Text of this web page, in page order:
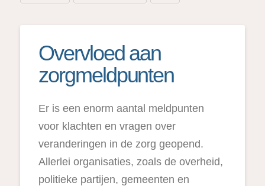
Overvloed aan
zorgmeldpunten
Er is een enorm aantal meldpunten
voor klachten en vragen over
veranderingen in de zorg geopend.
Allerlei organisaties, zoals de overheid,
politieke partijen, gemeenten en